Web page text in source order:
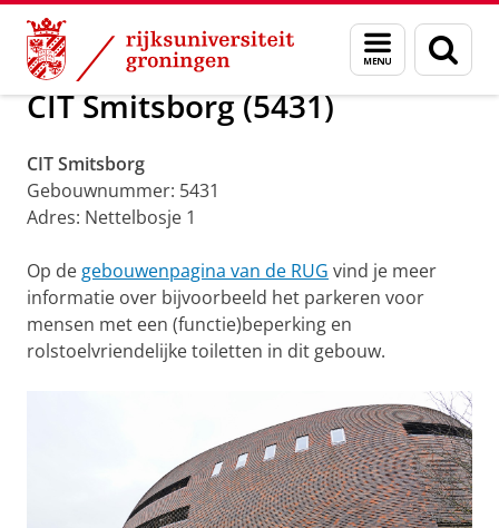
Skip
Content
Skip
Navigation
Menu
en
zoeken
Toegankelijkheid RUG gebouwen
CIT Smitsborg (5431)
CIT Smitsborg
Gebouwnummer: 5431
Adres: Nettelbosje 1
Op de gebouwenpagina van de RUG vind je meer
informatie over bijvoorbeeld het parkeren voor
mensen met een (functie)beperking en
rolstoelvriendelijke toiletten in dit gebouw.